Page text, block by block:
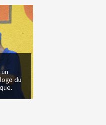
un
du